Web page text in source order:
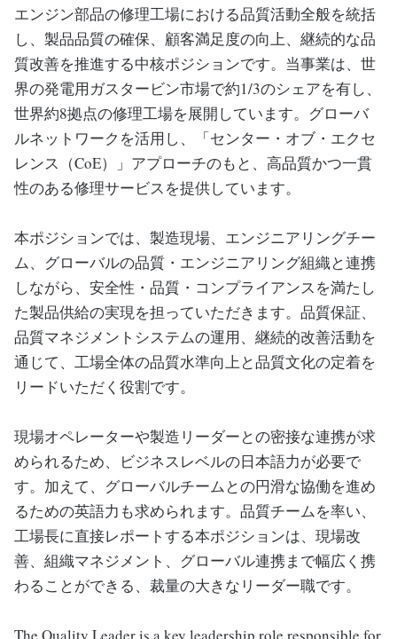
エンジン部品の修理工場における品質活動全般を統括
し、製品品質の確保、顧客満足度の向上、継続的な品
質改善を推進する中核ポジションです。当事業は、世
界の発電用ガスタービン市場で約1/3のシェアを有し、
世界約8拠点の修理工場を展開しています。グローバ
ルネットワークを活用し、「センター・オブ・エクセ
レンス（CoE）」アプローチのもと、高品質かつ一貫
性のある修理サービスを提供しています。
本ポジションでは、製造現場、エンジニアリングチー
ム、グローバルの品質・エンジニアリング組織と連携
しながら、安全性・品質・コンプライアンスを満たし
た製品供給の実現を担っていただきます。品質保証、
品質マネジメントシステムの運用、継続的改善活動を
通じて、工場全体の品質水準向上と品質文化の定着を
リードいただく役割です。
現場オペレーターや製造リーダーとの密接な連携が求
められるため、ビジネスレベルの日本語力が必要で
す。加えて、グローバルチームとの円滑な協働を進め
るための英語力も求められます。品質チームを率い、
工場長に直接レポートする本ポジションは、現場改
善、組織マネジメント、グローバル連携まで幅広く携
わることができる、裁量の大きなリーダー職です。